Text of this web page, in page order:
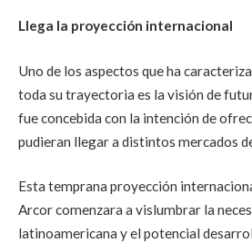
Llega la proyección internacional
Uno de los aspectos que ha
toda su trayectoria es la visión de
fue concebida con la intención de
pudieran llegar a distintos mercados
Esta temprana proyección
Arcor comenzara a vislumbrar la
latinoamericana y el potencial